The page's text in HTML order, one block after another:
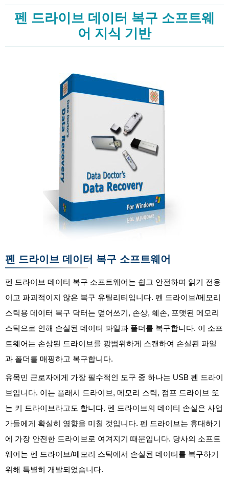
펜 드라이브 데이터 복구 소프트웨
어 지식 기반
펜 드라이브 데이터 복구 소프트웨어
펜 드라이브 데이터 복구 소프트웨어는 쉽고 안전하며 읽기 전용
이고 파괴적이지 않은 복구 유틸리티입니다. 펜 드라이브/메모리
스틱용 데이터 복구 닥터는 덮어쓰기, 손상, 훼손, 포맷된 메모리
스틱으로 인해 손실된 데이터 파일과 폴더를 복구합니다. 이 소프
트웨어는 손상된 드라이브를 광범위하게 스캔하여 손실된 파일
과 폴더를 매핑하고 복구합니다.
유목민 근로자에게 가장 필수적인 도구 중 하나는 USB 펜 드라이
브입니다. 이는 플래시 드라이브, 메모리 스틱, 점프 드라이브 또
는 키 드라이브라고도 합니다. 펜 드라이브의 데이터 손실은 사업
가들에게 확실히 영향을 미칠 것입니다. 펜 드라이브는 휴대하기
에 가장 안전한 드라이브로 여겨지기 때문입니다. 당사의 소프트
웨어는 펜 드라이브/메모리 스틱에서 손실된 데이터를 복구하기
위해 특별히 개발되었습니다.